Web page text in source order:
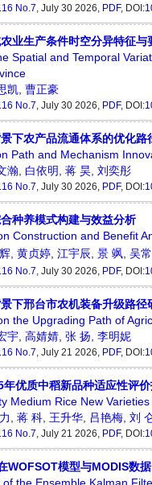
No.7, July 30 2026, PDF, DOI:
业生产条件时空分异特征与
Spatial and Temporal
凯, 曹正豪
No.7, July 30 2026, PDF, DOI:
下农产品流通体系的优化路
Path and Mechanism
瀚, 白依明, 蒋 昊, 刘奕彤
No.7, July 30 2026, PDF, DOI:
种养模式构建与效益分析
Construction and Benefit
, 黄贞婷, 江宇辰, 景 飒, 吴
No.7, July 30 2026, PDF, DOI:
下邢台市农机装备升级路径
the Upgrading Path of
宇, 高婧婧, 张 扬, 李明妮
No.7, July 21 2026, PDF, DOI:
年优质中稻新品种适应性评
Medium Rice New
, 蒋 科, 王升华, 吕艳梅, 刘
No.7, July 21 2026, PDF, DOI:
WOFSOT模型与MODIS数